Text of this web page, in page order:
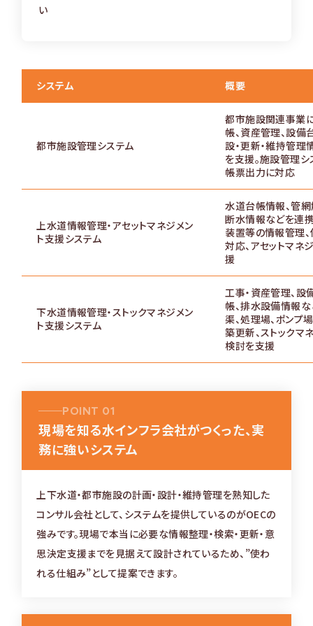
い
システム 概要
都市施設管理システム
都市施設関連事業
帳、資産管理、設備
設・更新・維持管理
を支援。施設管理シ
帳票出力に対応
上水道情報管理・アセットマネジメン
ト支援システム
水道台帳情報、管網
断水情報などを連
装置等の情報管理
対応、アセットマネ
援
下水道情報管理・ストックマネジメン
ト支援システム
工事・資産管理、設
帳、排水設備情報な
渠、処理場、ポンプ
築更新、ストックマ
検討を支援
POINT 01
現場を知る水インフラ会社がつくった、実
務に強いシステム
上下水道・都市施設の計画・設計・維持管理を熟知した
コンサル会社として、システムを提供しているのがOECの
強みです。現場で本当に必要な情報整理・検索・更新・意
思決定支援までを見据えて設計されているため、”使わ
れる仕組み”として提案できます。